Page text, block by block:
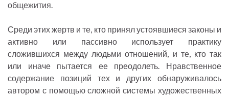
общежития.
Среди этих жертв и те, кто принял устоявшиеся законы и
активно или пассивно использует практику
сложившихся между людьми отношений, и те, кто так
или иначе пытается ее преодолеть. Нравственное
содержание позиций тех и других обнаруживалось
автором с помощью сложной системы художественных